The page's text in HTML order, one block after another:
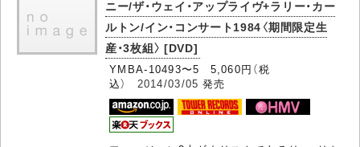
ニー/ザ・ウェイ・アップライヴ+ラリー・カー
ルトン/イン・コンサート1984〈期間限定生
産・3枚組〉 [DVD]
YMBA-10493〜5 5,060円（税
込） 2014/03/05 発売